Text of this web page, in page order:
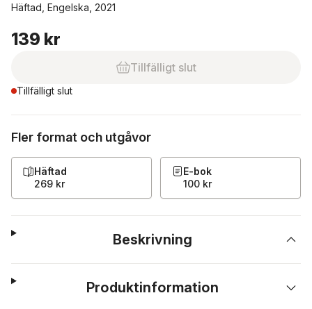
Häftad, Engelska, 2021
139 kr
Tillfälligt slut
Tillfälligt slut
Fler format och utgåvor
Häftad
269 kr
E-bok
100 kr
Beskrivning
Produktinformation